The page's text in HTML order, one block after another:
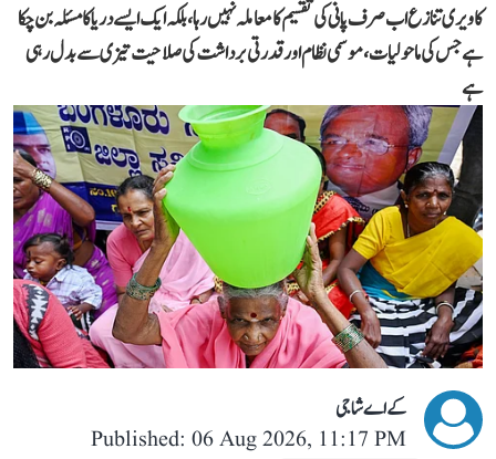
کاویری تنازع اب صرف پانی کی تقسیم کا معاملہ نہیں رہا، بلکہ ایک ایسے دریا کا مسئلہ بن چکا
ہے جس کی ماحولیات، موسمی نظام اور قدرتی برداشت کی صلاحیت تیزی سے بدل رہی
ہے
کے اے شاجی
Published: 06 Aug 2026, 11:17 PM